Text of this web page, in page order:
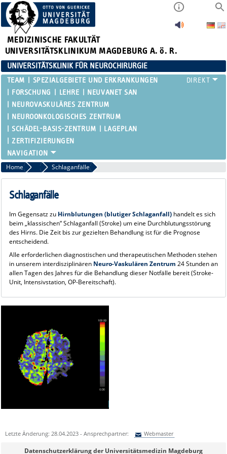
MEDIZINISCHE FAKULTÄT
UNIVERSITÄTSKLINIKUM MAGDEBURG A. ö. R.
UNIVERSITÄTSKLINIK FÜR NEUROCHIRURGIE
TEAM
SPEZIALGEBIETE UND ERKRANKUNGEN
FORSCHUNG
LEHRE
NEUVANET SAN
NEUROVASKULÄRES ZENTRUM
NEUROONKOLOGISCHES ZENTRUM
SCHÄDEL-BASIS-ZENTRUM
LAGEPLAN
ZERTIFIZIERUNGEN
Home Neuro-Vaskuläre Neurochirurgie / Gefäßfehlbildungen
Schlaganfälle
Schlaganfälle
Im Gegensatz zu Hirnblutungen (blutiger Schlaganfall)handelt es sich
beim „klassischen“ Schlaganfall (Stroke) um eine Durchblutungsstörung
des Hirns. Die Zeit bis zur gezielten Behandlung ist für die Prognose
entscheidend.
Alle erforderlichen diagnostischen und therapeutischen Methoden stehen
in unserem interdisziplinären Neuro-Vaskulären Zentrum 24 Stunden an
allen Tagen des Jahres für die Behandlung dieser Notfälle bereit (Stroke-
Unit, Intensivstation, OP-Bereitschaft).
Letzte Änderung: 28.04.2023 - Ansprechpartner: Webmaster
Sie können eine Nachricht versenden an:Webmaster
Datenschutzerklärung der Universitätsmedizin Magdeburg